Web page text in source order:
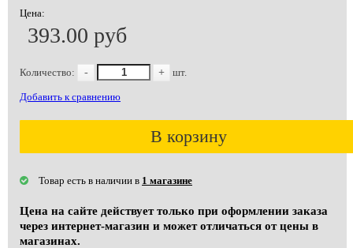
Цена:
393.00 руб
Количество: - + шт.
Добавить к сравнению
В корзину
Товар есть в наличии в 1 магазине
Цена на сайте действует только при оформлении заказа
через интернет-магазин и может отличаться от цены в
магазинах.